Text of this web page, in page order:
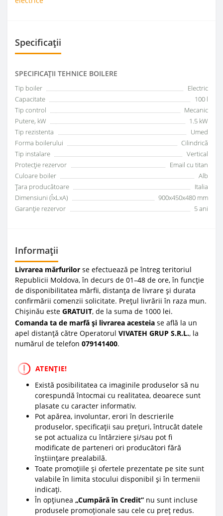
Specificații
SPECIFICAŢII TEHNICE BOILERE
Tip boiler
Electric
Capacitate
100 l
Tip control
Mecanic
Putere, kW
1.5 kW
Tip rezistenta
Umed
Forma boilerului
Сilindrică
Tip instalare
Vertical
Protecție rezervor
Email cu titan
Culoare boiler
Alb
Țara producătoare
Italia
Dimensiuni (ÎxLxA)
900x450x480 mm
Garanţie rezervor
5 ani
Informații
Livrarea mărfurilor se efectuează pe întreg teritoriul
Republicii Moldova, în decurs de 01–48 de ore, în funcție
de disponibilitatea mărfii, distanța de livrare și durata
confirmării comenzii solicitate. Prețul livrării în raza mun.
Chișinău este GRATUIT, de la suma de 1000 lei.
Comanda ta de marfă și livrarea acesteia se află la un
apel distanță către Operatorul VIVATEH GRUP S.R.L., la
numărul de telefon 079141400.
ATENȚIE!
Există posibilitatea ca imaginile produselor să nu
corespundă întocmai cu realitatea, deoarece sunt
plasate cu caracter informativ.
Pot apărea, involuntar, erori în descrierile
produselor, specificații sau prețuri, întrucât datele
se pot actualiza cu întârziere și/sau pot fi
modificate de parteneri ori producători fără
înștiințare prealabilă.
Toate promoțiile și ofertele prezentate pe site sunt
valabile în limita stocului disponibil și în termenii
indicați.
În opțiunea „Cumpără în Credit” nu sunt incluse
produsele promoționale sau cele cu preț redus.